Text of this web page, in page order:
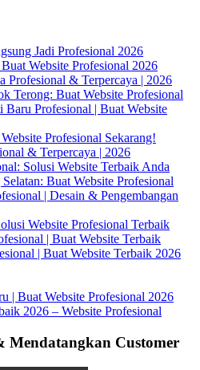
Jadi Profesional 2026
Website Profesional 2026
Profesional & Terpercaya | 2026
Terong: Buat Website Profesional
Baru Profesional | Buat Website
Profesional Sekarang!
& Terpercaya | 2026
Solusi Website Terbaik Anda
Buat Website Profesional
| Desain & Pengembangan
Website Profesional Terbaik
| Buat Website Terbaik
| Buat Website Terbaik 2026
| Buat Website Profesional 2026
2026 – Website Profesional
Mendatangkan Customer